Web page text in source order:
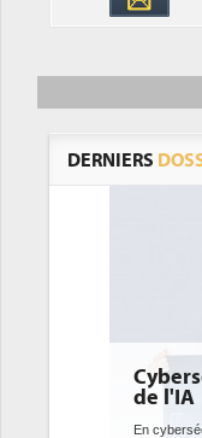
DERNIERS
DEE: